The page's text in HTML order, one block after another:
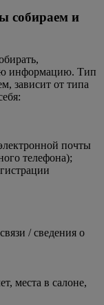
собираем и
информацию. Тип
зависит от типа
почты
телефона);
/ сведения о
места в салоне,